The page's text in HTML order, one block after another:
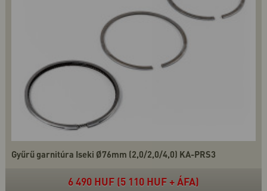
Gyűrű garnitúra Iseki Ø76mm (2,0/2,0/4,0) KA-PRS3
6 490 HUF (5 110 HUF + ÁFA)